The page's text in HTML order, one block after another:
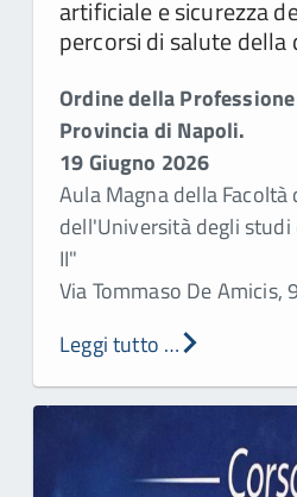
artificiale e sicurezza
percorsi di salute della
Ordine dellaP
Provincia di Napoli.
19 Giugno 2026
Aula Magna della
dell'Università degli
II"
Via Tommaso De Amicis,
Leggi tutto …